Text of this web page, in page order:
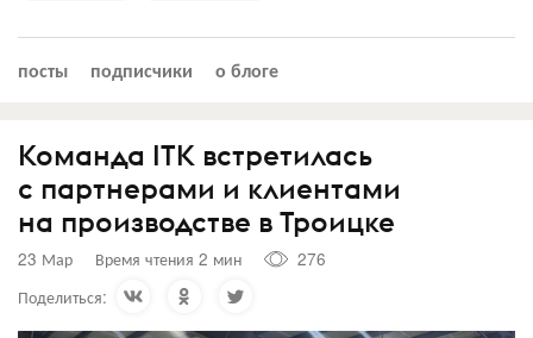
посты подписчики о блоге
Команда ITK встретилась
с партнерами и клиентами
на производстве в Троицке
23 Мар Время чтения 2 мин
276
Поделиться: